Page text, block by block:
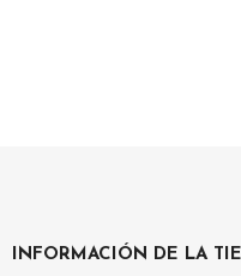
INFORMACIÓN DE LA